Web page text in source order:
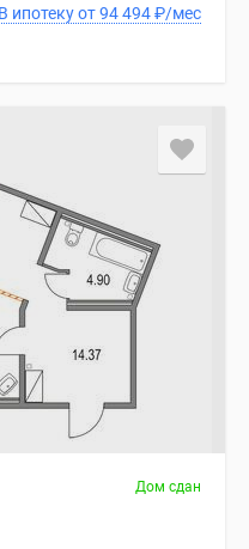
В ипотеку от 94 494₽/мес
Дом сдан